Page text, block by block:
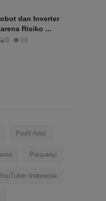
dan Inverter
Risiko ...
0 13
Profil Artis
Penyanyi
YouTuber Indonesia